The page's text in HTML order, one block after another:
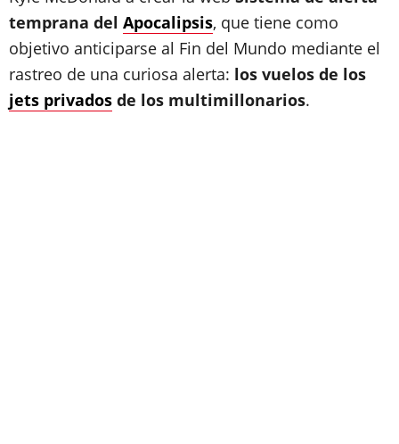
temprana del Apocalipsis, que tiene como
objetivo anticiparse al Fin del Mundo mediante el
rastreo de una curiosa alerta: los vuelos de los
jets privados de los multimillonarios.